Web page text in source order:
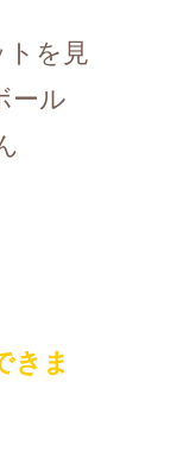
トを見
ール
きま